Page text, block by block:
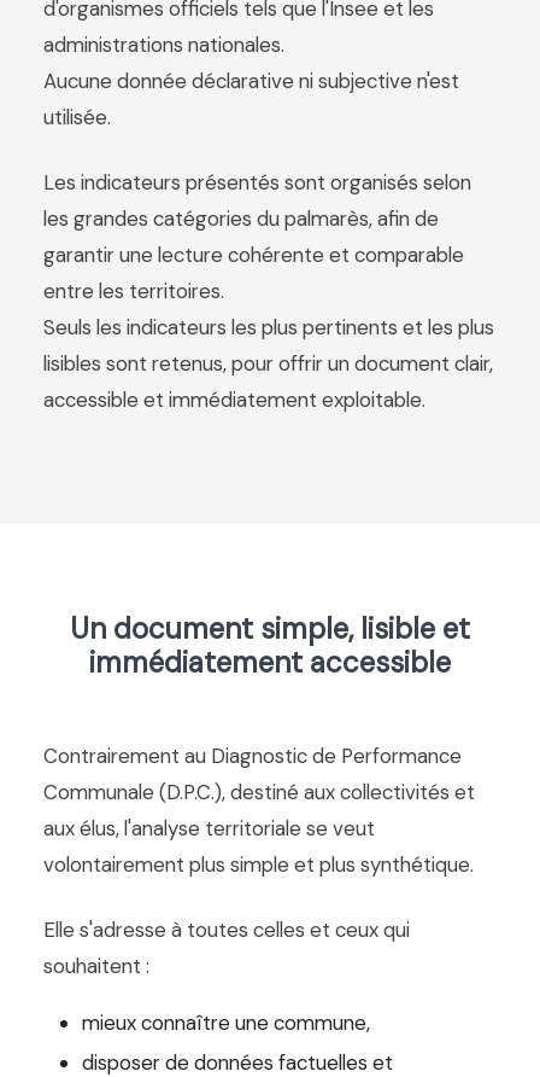
d'organismes officiels tels que l'Insee et les
administrations nationales.
Aucune donnée déclarative ni subjective n'est
utilisée.
Les indicateurs présentés sont organisés selon
les grandes catégories du palmarès, afin de
garantir une lecture cohérente et comparable
entre les territoires.
Seuls les indicateurs les plus pertinents et les plus
lisibles sont retenus, pour offrir un document clair,
accessible et immédiatement exploitable.
Un document simple, lisible et
immédiatement accessible
Contrairement au Diagnostic de Performance
Communale (D.P.C.), destiné aux collectivités et
aux élus, l'analyse territoriale se veut
volontairement plus simple et plus synthétique.
Elle s'adresse à toutes celles et ceux qui
souhaitent :
mieux connaître une commune,
disposer de données factuelles et